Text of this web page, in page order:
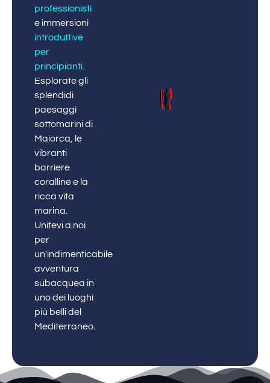
professionisti
e immersioni
introduttive
per
principianti
Esplorate gli
splendidi
paesaggi
sottomarini di
Maiorca, le
vibranti
barriere
coralline e la
ricca vita
marina.
Unitevi a noi
per
un'indimenticabile
avventura
subacquea in
uno dei luoghi
più belli del
Mediterraneo.